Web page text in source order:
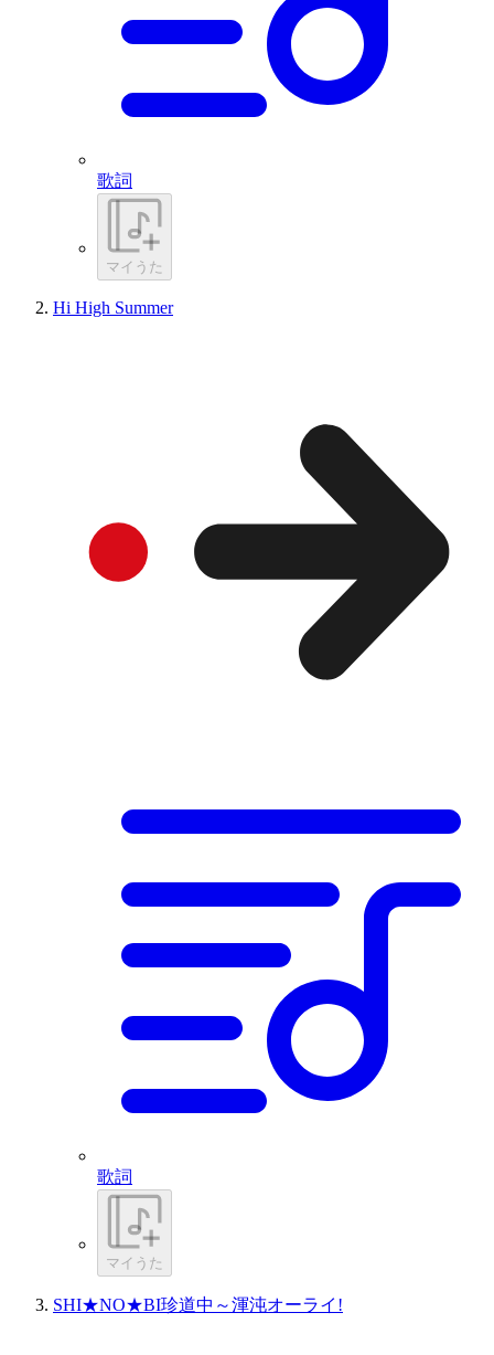
歌詞
マイうた
Hi High Summer
歌詞
マイうた
SHI★NO★BI珍道中～渾沌オーライ!